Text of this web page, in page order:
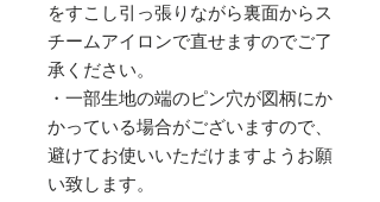
をすこし引っ張りながら裏面からス
チームアイロンで直せますのでご了
承ください。
・一部生地の端のピン穴が図柄にか
かっている場合がございますので、
避けてお使いいただけますようお願
い致します。